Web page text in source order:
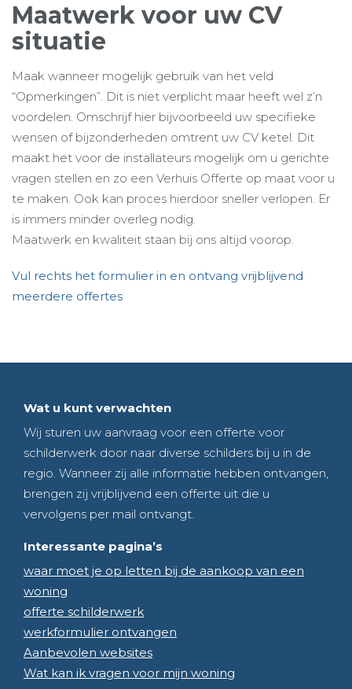
Maatwerk voor uw CV
situatie
Maak wanneer mogelijk gebruik van het veld
“Opmerkingen”. Dit is niet verplicht maar heeft wel z’n
voordelen. Omschrijf hier bijvoorbeeld uw specifieke
wensen of bijzonderheden omtrent uw CV ketel. Dit
maakt het voor de installateurs mogelijk om u gerichte
vragen stellen en zo een Verhuis Offerte op maat voor u
te maken. Ook kan proces hierdoor sneller verlopen. Er
is immers minder overleg nodig.
Maatwerk en kwaliteit staan bij ons altijd voorop.
Vul rechts het formulier in en ontvang vrijblijvend
meerdere offertes
Wat u kunt verwachten
Wij sturen uw aanvraag voor een offerte voor
schilderwerk door naar diverse schilders bij u in de
regio. Wanneer zij alle informatie hebben ontvangen,
brengen zij vrijblijvend een offerte uit die u
vervolgens per mail ontvangt.
Interessante pagina’s
waar moet je op letten bij de aankoop van een
woning
offerte schilderwerk
werkformulier ontvangen
Aanbevolen websites
Wat kan ik vragen voor mijn woning